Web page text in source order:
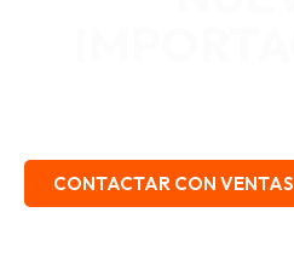
CONTACTAR CON VENTAS